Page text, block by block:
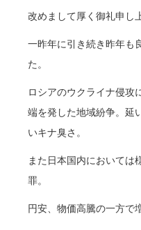
改めまして厚く御礼申し
一昨年に引き続き昨年も
た。
ロシアのウクライナ侵攻
端を発した地域紛争。延
いキナ臭さ。
また日本国内においては
罪。
円安、物価高騰の一方で